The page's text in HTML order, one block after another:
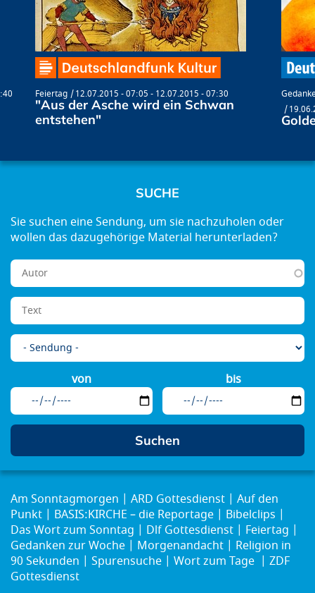
Feiertag 12.07.2015 - 07:05 - 12.07.2015 - 07:30
"Aus der Asche wird ein Schwan
entstehen"
SUCHE
von bis
Am Sonntagmorgen ARD Gottesdienst
Auf den
Punkt
BASIS:KIRCHE – die Reportage
Bibelclips
Das Wort zum Sonntag
Dlf Gottesdienst
Feiertag
Gedanken zur Woche
Morgenandacht
Religion in
90 Sekunden
Spurensuche Wort zum Tage
ZDF
Gottesdienst